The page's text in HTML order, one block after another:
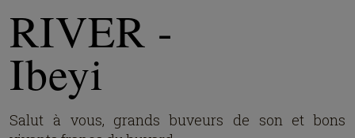
RIVER -
Ibeyi
Salut à vous, grands buveurs de son et bons